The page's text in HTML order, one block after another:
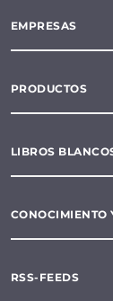
EMPRESAS
PRODUCTOS
LIBROS
CONOCIMIENTO
RSS-FEEDS